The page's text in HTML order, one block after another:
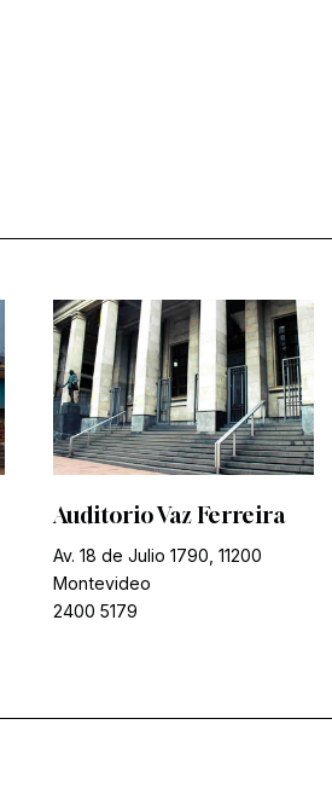
Auditorio Vaz Ferreira
Av. 18 de Julio 1790, 11200
Montevideo
2400 5179